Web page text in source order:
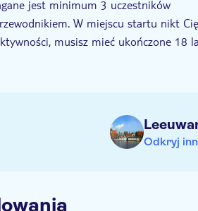
jest minimum 3 uczestników
W miejscu startu nikt
musisz mieć ukończone 18
otrzymasz e-mail z instrukcją, jak
z systemem Android lub
punkcie początkowym, rozpocznij
w dowolnym momencie, aby dalej
Odkryj